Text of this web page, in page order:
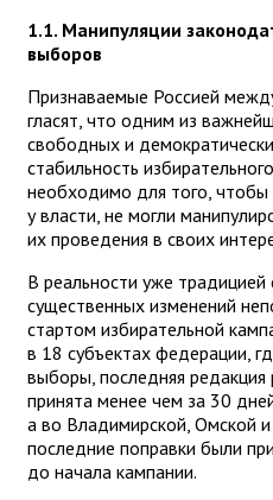
1.1. Манипуляции
выборов
Признаваемые Россией
гласят, что одним из
свободных и
стабильность
необходимо для того, чтобы
у власти, не могли
их проведения в своих
В реальности уже традицией
существенных изменений
стартом избирательной
в 18 субъектах федерации,
выборы, последняя редакция
принята менее чем за 30
а во Владимирской, Омской
последние поправки были
до начала кампании.